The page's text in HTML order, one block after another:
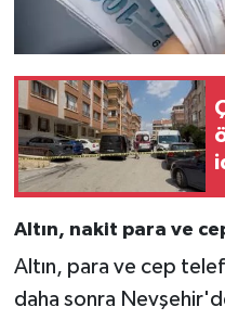
Altın, nakit para ve
Altın, para ve cep
daha sonra